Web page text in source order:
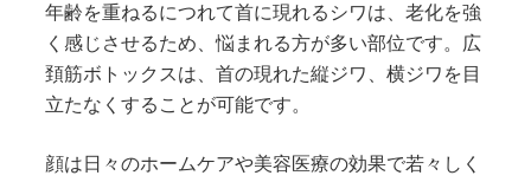
年齢を重ねるにつれて首に現れるシワは、老化を強
く感じさせるため、悩まれる方が多い部位です。広
頚筋ボトックスは、首の現れた縦ジワ、横ジワを目
立たなくすることが可能です。
顔は日々のホームケアや美容医療の効果で若々しく